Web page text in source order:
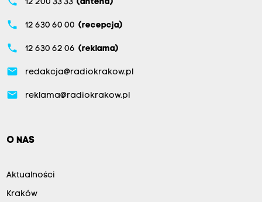
12 200 33 33 (antena)
phone 12 630 60 00 (recepcja)
phone 12 630 62 06 (reklama)
email redakcja@radiokrakow.pl
email reklama@radiokrakow.pl
O NAS
Aktualności
Kraków